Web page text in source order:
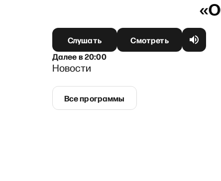
Слушать
Смотреть
Далеев20:00
Новости
Все программы